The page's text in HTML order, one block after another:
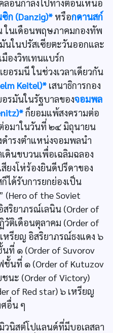
ลื่อนกำลังไปทางตอนเหนือ
ก (Danzig)* หรือกดานสก์
ในเดือนพฤษภาคมกองทัพ
นในปรัสเซียตะวันออกและ
องวิทเทนแบร์ก
อรมนี ในช่วงเวลาเดียวกัน
Keitel)* เสนาธิการกอง
รมันในรัฐบาลของจอมพล
ก็ยอมแพ้สงครามต่อ
อมาในวันที่ ๒๔ มิถุนายน
ำรงตำแหน่งจอมพลนำ
ดินขบวนเพื่อเฉลิมฉลอง
ยงโห่ร้องยินดีปรีดาของ
ได้รับการยกย่องเป็น
(Hero of the Soviet
สริยาภรณ์เลนิน (Order of
ติเดือนตุลาคม (Order of
หรียญ อิสริยาภรณ์ธงแดง ๖
ที่ ๑ (Order of Suvorov
ชั้นที่ ๑ (Order of Kutuzov
นะ (Order of Victory)
of Red star) ๖ เหรียญ
อื่น ๆ
วนิสต์โปแลนด์ที่มีบอเลสลา